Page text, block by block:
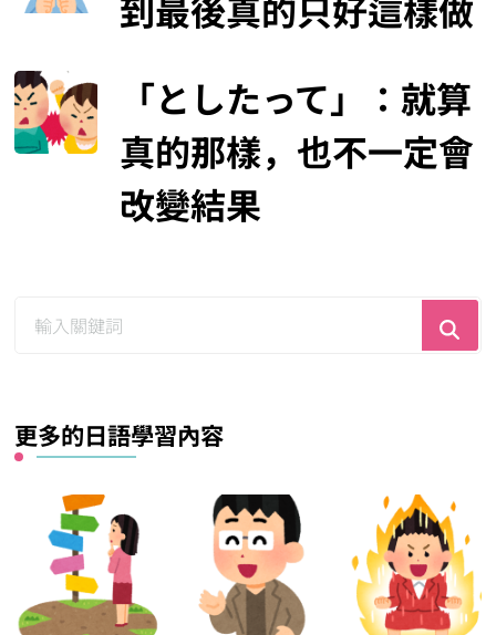
到最後真的只好這樣做
「としたって」：就算
真的那樣，也不一定會
改變結果
更多的日語學習內容